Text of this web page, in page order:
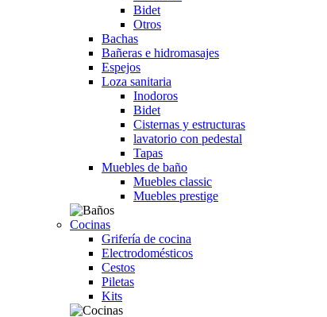
Bidet
Otros
Bachas
Bañeras e hidromasajes
Espejos
Loza sanitaria
Inodoros
Bidet
Cisternas y estructuras
lavatorio con pedestal
Tapas
Muebles de baño
Muebles classic
Muebles prestige
Cocinas
Grifería de cocina
Electrodomésticos
Cestos
Piletas
Kits